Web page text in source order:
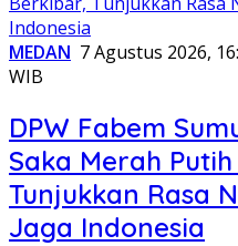
MEDAN 7 Agustus 2026,
WIB
DPW Fabem
Saka Merah
Tunjukkan Rasa
Jaga Indonesia